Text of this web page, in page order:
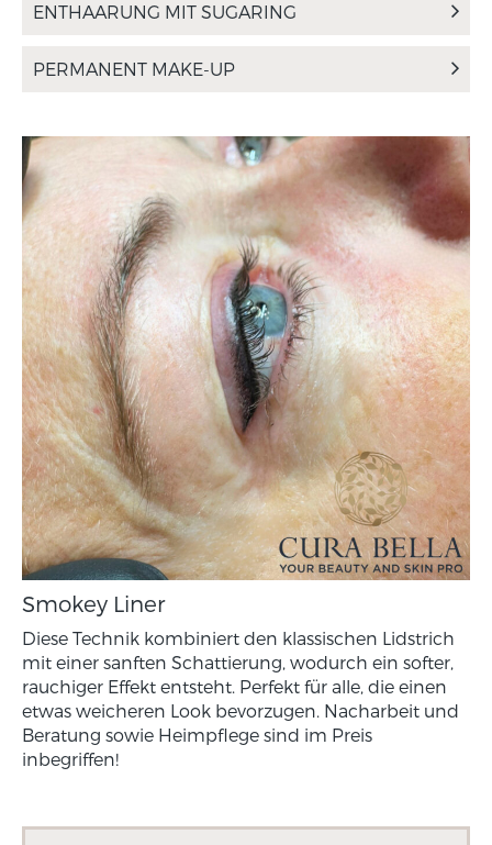
ENTHAARUNG MIT SUGARING
PERMANENT MAKE-UP
Smokey Liner
Diese Technik kombiniert den klassischen Lidstrich
mit einer sanften Schattierung, wodurch ein softer,
rauchiger Effekt entsteht. Perfekt für alle, die einen
etwas weicheren Look bevorzugen. Nacharbeit und
Beratung sowie Heimpflege sind im Preis
inbegriffen!